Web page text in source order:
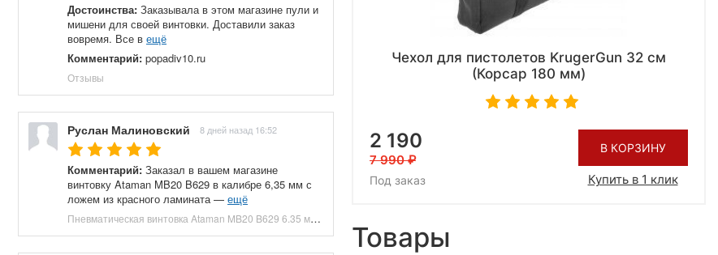
Достоинства: Заказывала в этом магазине пули и
мишени для своей винтовки. Доставили заказ
вовремя. Все в ещё
Комментарий: popadiv10.ru
Отзывы
Руслан Малиновский 8 дней назад 16:52
Комментарий: Заказал в вашем магазине
винтовку Ataman MB20 B629 в калибре 6,35 мм с
ложем из красного ламината — ещё
Пневматическая винтовка Ataman MB20 B629 6.35 мм (редуктор, под полнотел, колба, красный ламинат) купить в Москве и СПБ, цена 153100 руб. Доставка по РФ!
Чехол для пистолетов KrugerGun 32 см
(Корсар 180 мм)
2 190
7 990
Под заказ
В КОРЗИНУ
Купить в 1 клик
Товары